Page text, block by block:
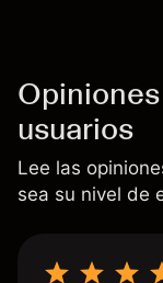
usuarios
Lee las
sea su nivel de